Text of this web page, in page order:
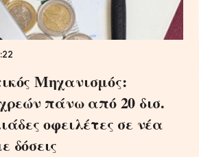
Μηχανισμός:
πάνω από 20 δισ.
οφειλέτες σε νέα
δόσεις